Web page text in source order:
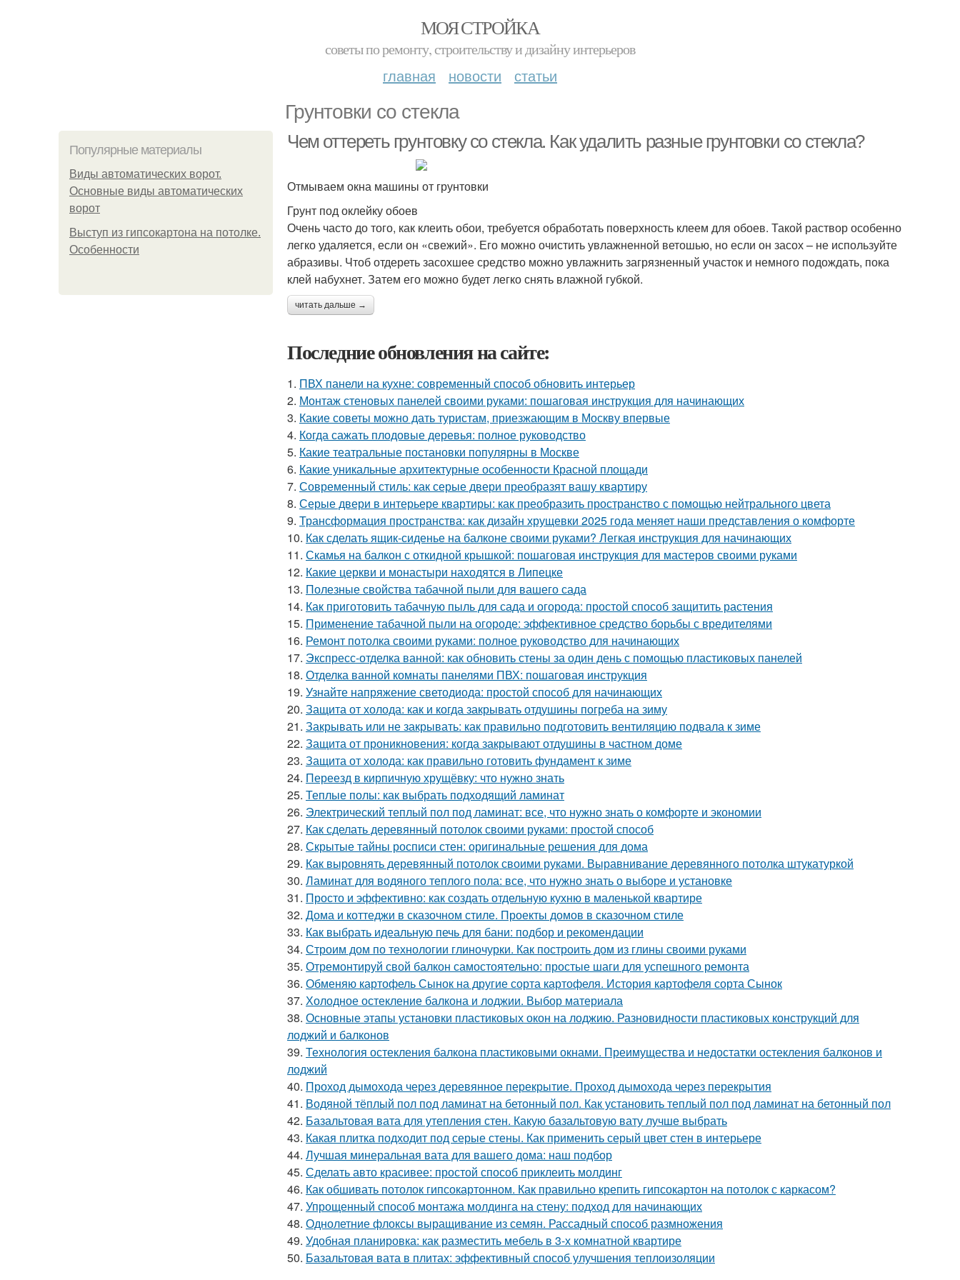
МОЯ СТРОЙКА
советы по ремонту, строительству и дизайну интерьеров
главная новости статьи
Грунтовки со стекла
Популярные материалы
Виды автоматических ворот.
Основные виды автоматических
ворот
Выступ из гипсокартона на потолке.
Особенности
Чем оттереть грунтовку со стекла. Как удалить разные грунтовки со стекла?
Отмываем окна машины от грунтовки
Грунт под оклейку обоев
Очень часто до того, как клеить обои, требуется обработать поверхность клеем для обоев. Такой раствор особенно
легко удаляется, если он «свежий». Его можно очистить увлажненной ветошью, но если он засох – не используйте
абразивы. Чтоб отдереть засохшее средство можно увлажнить загрязненный участок и немного подождать, пока
клей набухнет. Затем его можно будет легко снять влажной губкой.
читать дальше →
Последние обновления на сайте:
1. ПВХ панели на кухне: современный способ обновить интерьер
2. Монтаж стеновых панелей своими руками: пошаговая инструкция для начинающих
3. Какие советы можно дать туристам, приезжающим в Москву впервые
4. Когда сажать плодовые деревья: полное руководство
5. Какие театральные постановки популярны в Москве
6. Какие уникальные архитектурные особенности Красной площади
7. Современный стиль: как серые двери преобразят вашу квартиру
8. Серые двери в интерьере квартиры: как преобразить пространство с помощью нейтрального цвета
9. Трансформация пространства: как дизайн хрущевки 2025 года меняет наши представления о комфорте
10. Как сделать ящик-сиденье на балконе своими руками? Легкая инструкция для начинающих
11. Скамья на балкон с откидной крышкой: пошаговая инструкция для мастеров своими руками
12. Какие церкви и монастыри находятся в Липецке
13. Полезные свойства табачной пыли для вашего сада
14. Как приготовить табачную пыль для сада и огорода: простой способ защитить растения
15. Применение табачной пыли на огороде: эффективное средство борьбы с вредителями
16. Ремонт потолка своими руками: полное руководство для начинающих
17. Экспресс-отделка ванной: как обновить стены за один день с помощью пластиковых панелей
18. Отделка ванной комнаты панелями ПВХ: пошаговая инструкция
19. Узнайте напряжение светодиода: простой способ для начинающих
20. Защита от холода: как и когда закрывать отдушины погреба на зиму
21. Закрывать или не закрывать: как правильно подготовить вентиляцию подвала к зиме
22. Защита от проникновения: когда закрывают отдушины в частном доме
23. Защита от холода: как правильно готовить фундамент к зиме
24. Переезд в кирпичную хрущёвку: что нужно знать
25. Теплые полы: как выбрать подходящий ламинат
26. Электрический теплый пол под ламинат: все, что нужно знать о комфорте и экономии
27. Как сделать деревянный потолок своими руками: простой способ
28. Скрытые тайны росписи стен: оригинальные решения для дома
29. Как выровнять деревянный потолок своими руками. Выравнивание деревянного потолка штукатуркой
30. Ламинат для водяного теплого пола: все, что нужно знать о выборе и установке
31. Просто и эффективно: как создать отдельную кухню в маленькой квартире
32. Дома и коттеджи в сказочном стиле. Проекты домов в сказочном стиле
33. Как выбрать идеальную печь для бани: подбор и рекомендации
34. Строим дом по технологии глиночурки. Как построить дом из глины своими руками
35. Отремонтируй свой балкон самостоятельно: простые шаги для успешного ремонта
36. Обменяю картофель Сынок на другие сорта картофеля. История картофеля сорта Сынок
37. Холодное остекление балкона и лоджии. Выбор материала
38. Основные этапы установки пластиковых окон на лоджию. Разновидности пластиковых конструкций для
лоджий и балконов
39. Технология остекления балкона пластиковыми окнами. Преимущества и недостатки остекления балконов и
лоджий
40. Проход дымохода через деревянное перекрытие. Проход дымохода через перекрытия
41. Водяной тёплый пол под ламинат на бетонный пол. Как установить теплый пол под ламинат на бетонный пол
42. Базальтовая вата для утепления стен. Какую базальтовую вату лучше выбрать
43. Какая плитка подходит под серые стены. Как применить серый цвет стен в интерьере
44. Лучшая минеральная вата для вашего дома: наш подбор
45. Сделать авто красивее: простой способ приклеить молдинг
46. Как обшивать потолок гипсокартонном. Как правильно крепить гипсокартон на потолок с каркасом?
47. Упрощенный способ монтажа молдинга на стену: подход для начинающих
48. Однолетние флоксы выращивание из семян. Рассадный способ размножения
49. Удобная планировка: как разместить мебель в 3-х комнатной квартире
50. Базальтовая вата в плитах: эффективный способ улучшения теплоизоляции